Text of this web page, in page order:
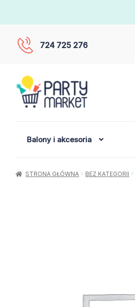
724 725 276
Balony i akcesoria
STRONA GŁÓWNA BEZ KATEGORII